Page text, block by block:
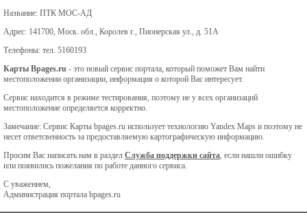
Название: ПТК МОС-АД
Адрес: 141700, Моск. обл., Королев г., Пионерская ул., д. 51А
Телефоны: тел. 5160193
Карты Bpages.ru - это новый сервис портала, который поможет Вам найти
местоположении организации, информация о которой Вас интересует.
Сервис находится в режиме тестирования, поэтому не у всех организаций
местоположение определяется корректно.
Замечание: Сервис Карты bpages.ru использует технологию Yandex Maps и поэтому не
несет ответсвенность за предоставляемую картографическую информацию.
Просим Вас написать нам в раздел Служба поддержки сайта, если нашли ошибку
или появились пожелания по работе данного сервиса.
С уважением,
Администрация портала bpages.ru